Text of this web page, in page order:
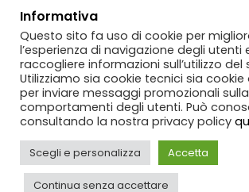
Tradisce la moglie e lo
scotch a un albero
il piano fallisce
00:02
CopyrightBlitzTV© 2019-2025SIGNOVia Rabolini, 13
IT11812250154. Tutti i diritti sono riservati.
Informativa
Questo sito fa uso di cookie per
l’esperienza di navigazione degli utenti
raccogliere informazioni sull’utilizzo del
Utilizziamo sia cookie tecnici sia cookie
per inviare messaggi promozionali
comportamenti degli utenti. Può
consultando la nostra privacy policy
Scegli e personalizza Accetta
Continua senza accettare